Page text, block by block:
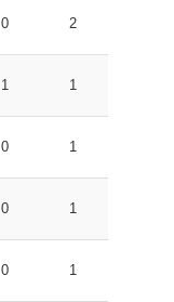
0 2
1 1
0 1
0 1
0 1